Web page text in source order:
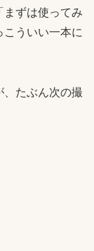
まずは使ってみ
ういい一本に
、たぶん次の撮